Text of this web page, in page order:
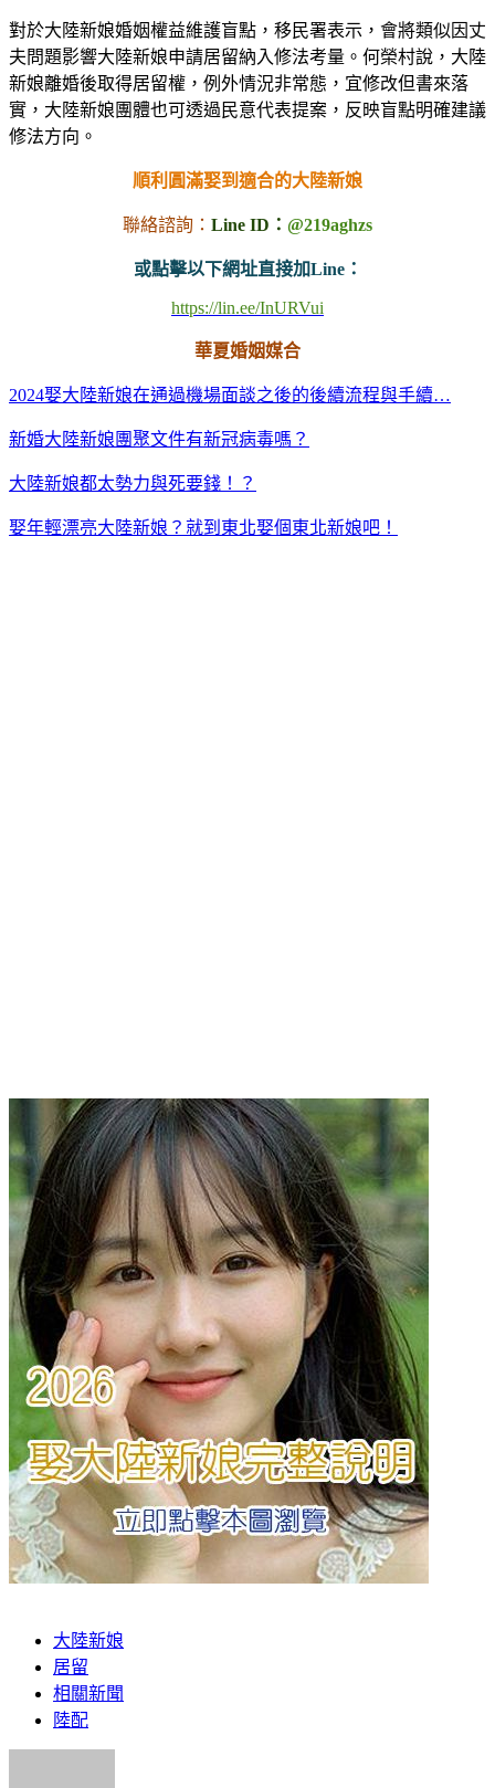
對於大陸新娘婚姻權益維護盲點，移民署表示，會將類似因丈
夫問題影響大陸新娘申請居留納入修法考量。何榮村說，大陸
新娘離婚後取得居留權，例外情況非常態，宜修改但書來落
實，大陸新娘團體也可透過民意代表提案，反映盲點明確建議
修法方向。
順利圓滿娶到適合的大陸新娘
聯絡諮詢： Line ID： @219aghzs
或點擊以下網址直接加Line：
https://lin.ee/InURVui
華夏婚姻媒合
2024娶大陸新娘在通過機場面談之後的後續流程與手續…
新婚大陸新娘團聚文件有新冠病毒嗎？
大陸新娘都太勢力與死要錢！？
娶年輕漂亮大陸新娘？就到東北娶個東北新娘吧！
大陸新娘
居留
相關新聞
陸配